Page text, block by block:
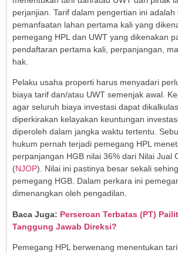
perjanjian. Tarif dalam pengertian ini adalah
pemanfaatan lahan pertama kali yang
pemegang HPL dan UWT yang dikenakan
pendaftaran pertama kali, perpanjangan,
hak.
Pelaku usaha properti harus menyadari
biaya tarif dan/atau UWT semenjak awal.
agar seluruh biaya investasi dapat
diperkirakan kelayakan keuntungan
diperoleh dalam jangka waktu tertentu.
hukum pernah terjadi pemegang HPL
perpanjangan HGB nilai 36% dari Nilai Jual
(NJOP). Nilai ini pastinya besar sekali
pemegang HGB. Dalam perkara ini
dimenangkan oleh pengadilan.
Baca Juga: Perseroan Terbatas (PT)
Tanggung Jawab Direksi?
Pemegang HPL berwenang menentukan